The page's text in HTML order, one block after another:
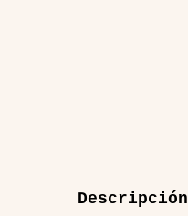
Descripción